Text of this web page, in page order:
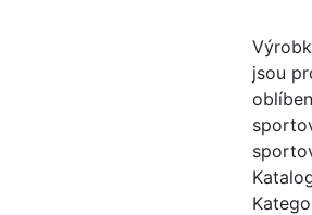
jsou